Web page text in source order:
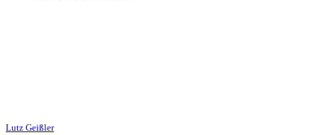
Lutz Geißler